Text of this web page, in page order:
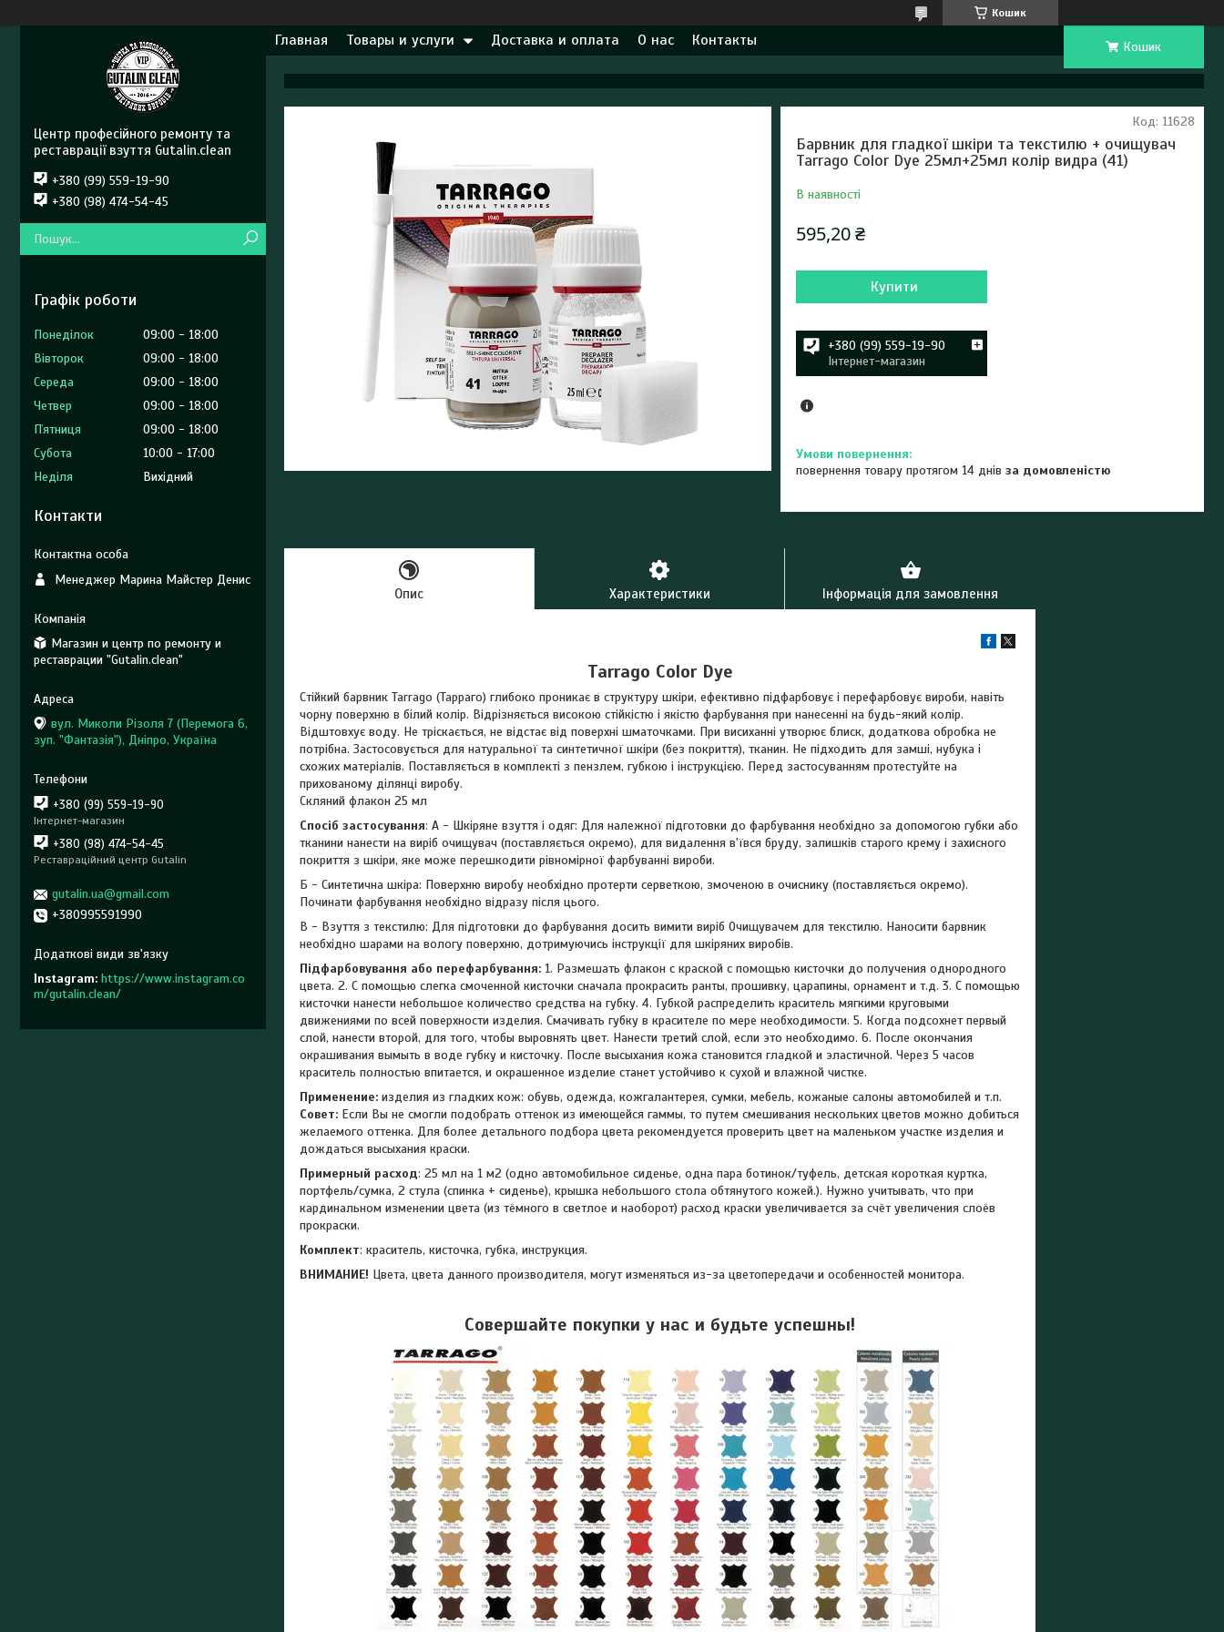
Кошик
Главная Товары и услуги Доставка и оплата О нас Контакты Кошик
Барвник для гладкої шкіри та текстилю + очищувач
Tarrago Color Dye 25мл+25мл колір видра (41)
В наявності
Код: 11628
595,20 ₴
Купити
+380 (99) 559-19-90
Інтернет-магазин
повернення товару протягом 14 днівза домовленістю
Опис Характеристики Інформація для замовлення
Tarrago Color Dye
Стійкий барвник Tarrago (Тарраго) глибоко проникає в структуру шкіри, ефективно підфарбовує і перефарбовує вироби, навіть
чорну поверхню в білий колір. Відрізняється високою стійкістю і якістю фарбування при нанесенні на будь-який колір.
Відштовхує воду. Не тріскається, не відстає від поверхні шматочками. При висиханні утворює блиск, додаткова обробка не
потрібна. Застосовується для натуральної та синтетичної шкіри (без покриття), тканин. Не підходить для замші, нубука і
схожих матеріалів. Поставляється в комплекті з пензлем, губкою і інструкцією. Перед застосуванням протестуйте на
прихованому ділянці виробу.
Скляний флакон 25 мл
Спосіб застосування: А - Шкіряне взуття і одяг: Для належної підготовки до фарбування необхідно за допомогою губки або
тканини нанести на виріб очищувач (поставляється окремо), для видалення в'ївся бруду, залишків старого крему і захисного
покриття з шкіри, яке може перешкодити рівномірної фарбуванні вироби.
Б - Синтетична шкіра: Поверхню виробу необхідно протерти серветкою, змоченою в очиснику (поставляється окремо).
Починати фарбування необхідно відразу після цього.
В - Взуття з текстилю: Для підготовки до фарбування досить вимити виріб Очищувачем для текстилю. Наносити барвник
необхідно шарами на вологу поверхню, дотримуючись інструкції для шкіряних виробів.
Підфарбовування або перефарбування: 1. Размешать флакон с краской с помощью кисточки до получения однородного
цвета. 2. С помощью слегка смоченной кисточки сначала прокрасить ранты, прошивку, царапины, орнамент и т.д. 3. С помощью
кисточки нанести небольшое количество средства на губку. 4. Губкой распределить краситель мягкими круговыми
движениями по всей поверхности изделия. Смачивать губку в красителе по мере необходимости. 5. Когда подсохнет первый
слой, нанести второй, для того, чтобы выровнять цвет. Нанести третий слой, если это необходимо. 6. После окончания
окрашивания вымыть в воде губку и кисточку. После высыхания кожа становится гладкой и эластичной. Через 5 часов
краситель полностью впитается, и окрашенное изделие станет устойчиво к сухой и влажной чистке.
Применение: изделия из гладких кож: обувь, одежда, кожгалантерея, сумки, мебель, кожаные салоны автомобилей и т.п.
Совет: Если Вы не смогли подобрать оттенок из имеющейся гаммы, то путем смешивания нескольких цветов можно добиться
желаемого оттенка. Для более детального подбора цвета рекомендуется проверить цвет на маленьком участке изделия и
дождаться высыхания краски.
Примерный расход: 25 мл на 1 м2 (одно автомобильное сиденье, одна пара ботинок/туфель, детская короткая куртка,
портфель/сумка, 2 стула (спинка + сиденье), крышка небольшого стола обтянутого кожей.). Нужно учитывать, что при
кардинальном изменении цвета (из тёмного в светлое и наоборот) расход краски увеличивается за счёт увеличения слоёв
прокраски.
Комплект: краситель, кисточка, губка, инструкция.
ВНИМАНИЕ! Цвета, цвета данного производителя, могут изменяться из-за цветопередачи и особенностей монитора.
Совершайте покупки у нас и будьте успешны!
Центр професійного ремонту та
реставрації взуття Gutalin.clean
+380 (99) 559-19-90
+380 (98) 474-54-45
Графік роботи
Понеділок 09:00
18:00
Вівторок
09:00
18:00
Середа
09:00
18:00
Четвер
09:00
18:00
Пʼятниця
09:00
18:00
Субота
10:00
17:00
Неділя
Вихідний
Контакти
Менеджер Марина Майстер Денис
Магазин и центр по ремонту и
реставрации "Gutalin.clean"
вул. Миколи Різоля 7 (Перемога 6,
зуп. "Фантазія"), Дніпро, Україна
+380 (99) 559-19-90
Інтернет-магазин
+380 (98) 474-54-45
Реставраційний центр Gutalin
gutalin.ua@gmail.com
+380995591990
Instagram https://www.instagram.co
m/gutalin.clean/